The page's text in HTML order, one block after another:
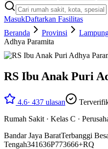
MasukDaftarkan Fasilitas
Beranda
Provinsi
Adhya Paramita
RS Ibu Anak Puri
4.6· 437 ulasan
Rumah Sakit · Kelas C ·
Bandar Jaya BaratTerbanggi
Tengah341636P773666+RQ